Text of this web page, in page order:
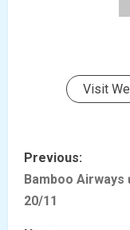
Visit
P
o
Previous:
Bamboo Airways
20/11